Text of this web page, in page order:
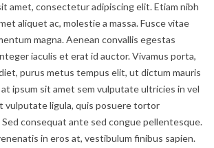
amet, consectetur adipiscing elit. Etiam nibh
aliquet ac, molestie a massa. Fusce vitae
magna. Aenean convallis egestas
iaculis et erat id auctor. Vivamus porta,
purus metus tempus elit, ut dictum mauris
ipsum sit amet sem vulputate ultricies in vel
vulputate ligula, quis posuere tortor
consequat ante sed congue pellentesque.
in eros at, vestibulum finibus sapien.